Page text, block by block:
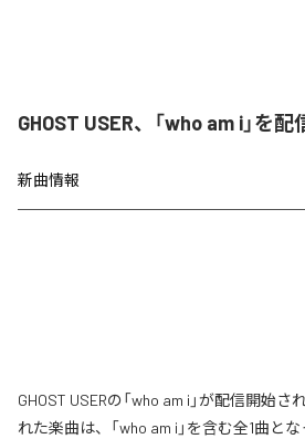
GHOST USER、「who am i」を配
新曲情報
GHOST USERの「who am i」が配信開始
れた楽曲は、「who am i」を含む全1曲とな